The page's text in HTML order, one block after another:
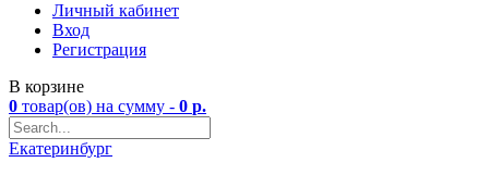
Личный кабинет
Вход
Регистрация
В корзине
0 товар(ов) на сумму - 0 р.
Екатеринбург